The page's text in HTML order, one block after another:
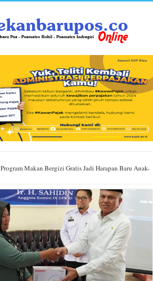
Program Makan Bergizi Gratis Jadi Harapan Baru Anak-